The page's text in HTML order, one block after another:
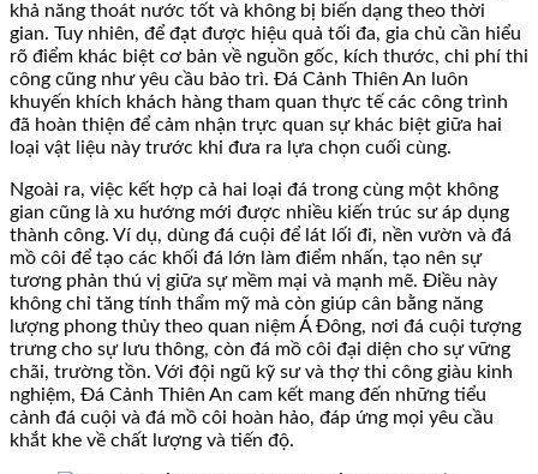
khả năng thoát nước tốt và không bị biến dạng theo thời
gian. Tuy nhiên, để đạt được hiệu quả tối đa, gia chủ cần hiểu
rõ điểm khác biệt cơ bản về nguồn gốc, kích thước, chi phí thi
công cũng như yêu cầu bảo trì. Đá Cảnh Thiên An luôn
khuyến khích khách hàng tham quan thực tế các công trình
đã hoàn thiện để cảm nhận trực quan sự khác biệt giữa hai
loại vật liệu này trước khi đưa ra lựa chọn cuối cùng.
Ngoài ra, việc kết hợp cả hai loại đá trong cùng một không
gian cũng là xu hướng mới được nhiều kiến trúc sư áp dụng
thành công. Ví dụ, dùng đá cuội để lát lối đi, nền vườn và đá
mồ côi để tạo các khối đá lớn làm điểm nhấn, tạo nên sự
tương phản thú vị giữa sự mềm mại và mạnh mẽ. Điều này
không chỉ tăng tính thẩm mỹ mà còn giúp cân bằng năng
lượng phong thủy theo quan niệm Á Đông, nơi đá cuội tượng
trưng cho sự lưu thông, còn đá mồ côi đại diện cho sự vững
chãi, trường tồn. Với đội ngũ kỹ sư và thợ thi công giàu kinh
nghiệm, Đá Cảnh Thiên An cam kết mang đến những tiểu
cảnh đá cuội và đá mồ côi hoàn hảo, đáp ứng mọi yêu cầu
khắt khe về chất lượng và tiến độ.